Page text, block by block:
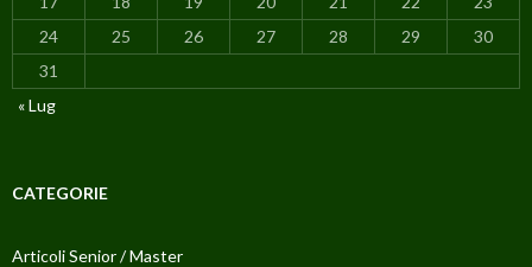
24
25 26 27 28 29
30
31
« Lug
CATEGORIE
Articoli Senior / Master